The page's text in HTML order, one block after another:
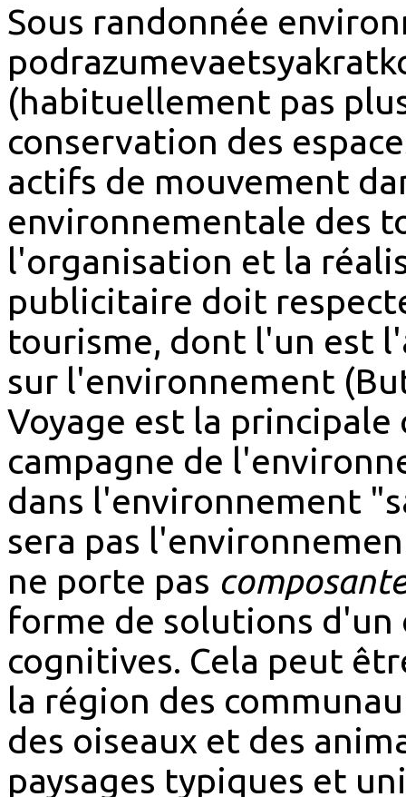
Sous randonnée
(habituellement pas
conservation des
actifs de mouvement
environnementale des
l'organisation et la
publicitaire doit
tourisme, dont l'un est
sur l'environnement
Voyage est la
campagne de
dans l'environnement
sera pas
ne porte pas
forme de solutions d'un
cognitives. Cela peut
la région des
des oiseaux et des
paysages typiques et